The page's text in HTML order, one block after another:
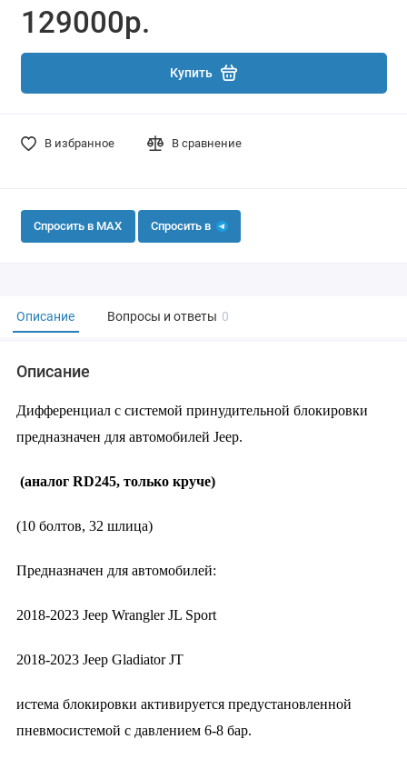
129000р.
Купить
В избранное В сравнение
Спросить в MAX Спросить в
Описание Вопросы и ответы 0
Описание
Дифференциал с системой принудительной блокировки
предназначен для автомобилей Jeep.
(аналог RD245, только круче)
(10 болтов, 32 шлица)
Предназначен для автомобилей:
2018-2023 Jeep Wrangler JL Sport
2018-2023 Jeep Gladiator JT
истема блокировки активируется предустановленной
пневмосистемой с давлением 6-8 бар.